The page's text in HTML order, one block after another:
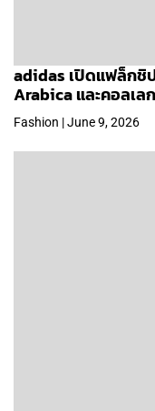
adidas เปิดแฟล็กชิ
Arabica และคอลเล
Fashion | June 9, 2026